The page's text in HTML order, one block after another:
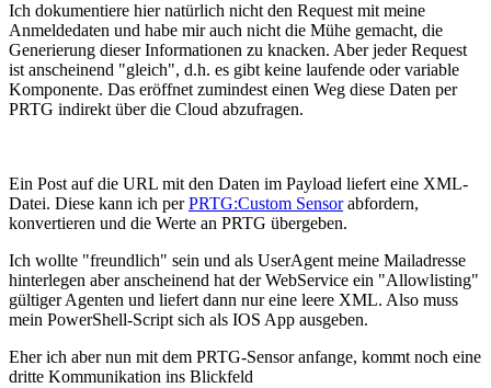
Ich dokumentiere hier natürlich nicht den Request mit meine
Anmeldedaten und habe mir auch nicht die Mühe gemacht, die
Generierung dieser Informationen zu knacken. Aber jeder Request
ist anscheinend "gleich", d.h. es gibt keine laufende oder variable
Komponente. Das eröffnet zumindest einen Weg diese Daten per
PRTG indirekt über die Cloud abzufragen.
Ein Post auf die URL mit den Daten im Payload liefert eine XML-
Datei. Diese kann ich perPRTG:Custom Sensorabfordern,
konvertieren und die Werte an PRTG übergeben.
Ich wollte "freundlich" sein und als UserAgent meine Mailadresse
hinterlegen aber anscheinend hat der WebService ein "Allowlisting"
gültiger Agenten und liefert dann nur eine leere XML. Also muss
mein PowerShell-Script sich als IOS App ausgeben.
Eher ich aber nun mit dem PRTG-Sensor anfange, kommt noch eine
dritte Kommunikation ins Blickfeld